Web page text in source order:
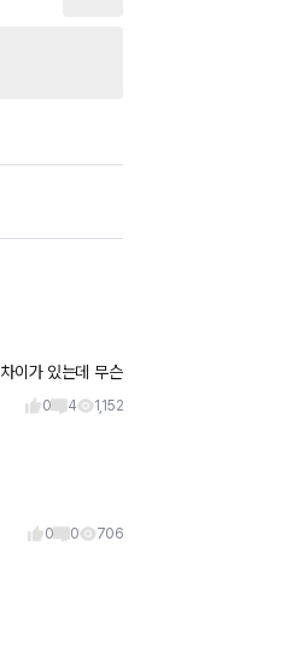
0 4 1,152
0 0 706